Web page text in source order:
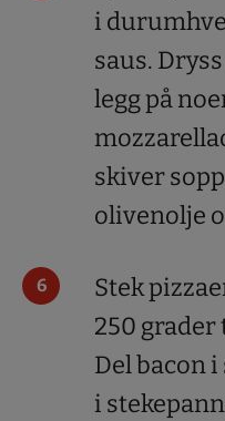
i
saus.
legg på
skiver
olivenolje
Stek
250
Del bacon
i